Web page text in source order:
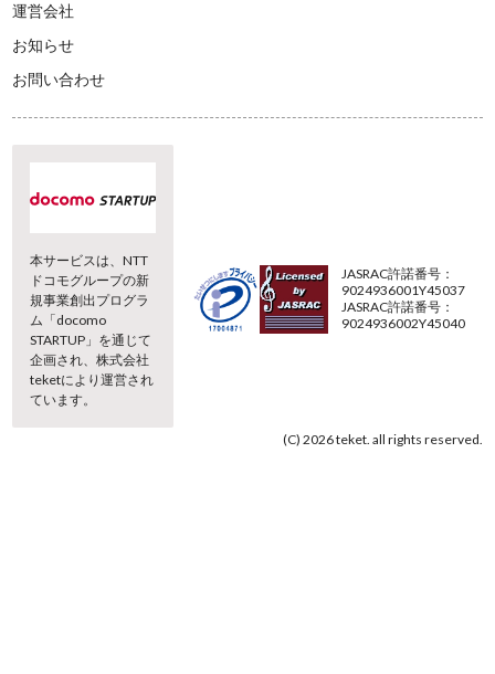
運営会社
お知らせ
お問い合わせ
本サービスは、NTT
ドコモグループの新
規事業創出プログラ
ム「docomo
STARTUP」を通じて
企画され、株式会社
teketにより運営され
ています。
JASRAC許諾番号：
9024936001Y45037
JASRAC許諾番号：
9024936002Y45040
(C) 2026 teket. all rights reserved.